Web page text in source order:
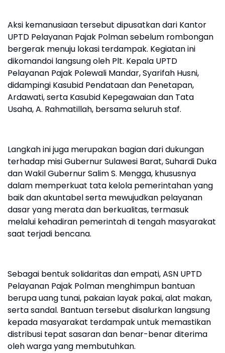
Aksi kemanusiaan tersebut dipusatkan dari Kantor
UPTD Pelayanan Pajak Polman sebelum rombongan
bergerak menuju lokasi terdampak. Kegiatan ini
dikomandoi langsung oleh Plt. Kepala UPTD
Pelayanan Pajak Polewali Mandar, Syarifah Husni,
didampingi Kasubid Pendataan dan Penetapan,
Ardawati, serta Kasubid Kepegawaian dan Tata
Usaha, A. Rahmatillah, bersama seluruh staf.
Langkah ini juga merupakan bagian dari dukungan
terhadap misi Gubernur Sulawesi Barat, Suhardi Duka
dan Wakil Gubernur Salim S. Mengga, khususnya
dalam memperkuat tata kelola pemerintahan yang
baik dan akuntabel serta mewujudkan pelayanan
dasar yang merata dan berkualitas, termasuk
melalui kehadiran pemerintah di tengah masyarakat
saat terjadi bencana.
Sebagai bentuk solidaritas dan empati, ASN UPTD
Pelayanan Pajak Polman menghimpun bantuan
berupa uang tunai, pakaian layak pakai, alat makan,
serta sandal. Bantuan tersebut disalurkan langsung
kepada masyarakat terdampak untuk memastikan
distribusi tepat sasaran dan benar-benar diterima
oleh warga yang membutuhkan.